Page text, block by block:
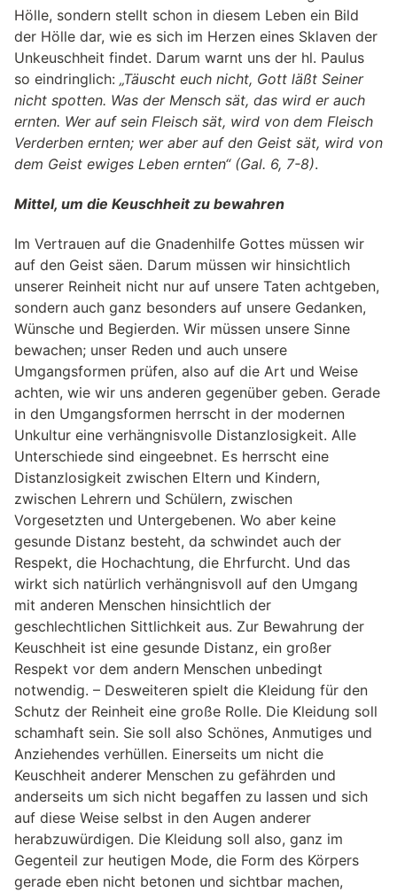
Hölle, sondern stellt schon in diesem Leben ein Bild
der Hölle dar, wie es sich im Herzen eines Sklaven der
Unkeuschheit findet. Darum warnt uns der hl. Paulus
so eindringlich: „Täuscht euch nicht, Gott läßt Seiner
nicht spotten. Was der Mensch sät, das wird er auch
ernten. Wer auf sein Fleisch sät, wird von dem Fleisch
Verderben ernten; wer aber auf den Geist sät, wird von
dem Geist ewiges Leben ernten“ (Gal. 6, 7-8).
Mittel, um die Keuschheit zu bewahren
Im Vertrauen auf die Gnadenhilfe Gottes müssen wir
auf den Geist säen. Darum müssen wir hinsichtlich
unserer Reinheit nicht nur auf unsere Taten achtgeben,
sondern auch ganz besonders auf unsere Gedanken,
Wünsche und Begierden. Wir müssen unsere Sinne
bewachen; unser Reden und auch unsere
Umgangsformen prüfen, also auf die Art und Weise
achten, wie wir uns anderen gegenüber geben. Gerade
in den Umgangsformen herrscht in der modernen
Unkultur eine verhängnisvolle Distanzlosigkeit. Alle
Unterschiede sind eingeebnet. Es herrscht eine
Distanzlosigkeit zwischen Eltern und Kindern,
zwischen Lehrern und Schülern, zwischen
Vorgesetzten und Untergebenen. Wo aber keine
gesunde Distanz besteht, da schwindet auch der
Respekt, die Hochachtung, die Ehrfurcht. Und das
wirkt sich natürlich verhängnisvoll auf den Umgang
mit anderen Menschen hinsichtlich der
geschlechtlichen Sittlichkeit aus. Zur Bewahrung der
Keuschheit ist eine gesunde Distanz, ein großer
Respekt vor dem andern Menschen unbedingt
notwendig. – Desweiteren spielt die Kleidung für den
Schutz der Reinheit eine große Rolle. Die Kleidung soll
schamhaft sein. Sie soll also Schönes, Anmutiges und
Anziehendes verhüllen. Einerseits um nicht die
Keuschheit anderer Menschen zu gefährden und
anderseits um sich nicht begaffen zu lassen und sich
auf diese Weise selbst in den Augen anderer
herabzuwürdigen. Die Kleidung soll also, ganz im
Gegenteil zur heutigen Mode, die Form des Körpers
gerade eben nicht betonen und sichtbar machen,